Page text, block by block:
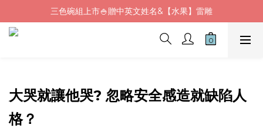
Fluf午餐袋✨新品上市92折+贈繡字
三色碗組上市🍚贈中英文姓名&【水果】雷雕
🦉韓國小眾包包品牌5折
大哭就讓他哭? 忽略安全感造就缺陷人
格？